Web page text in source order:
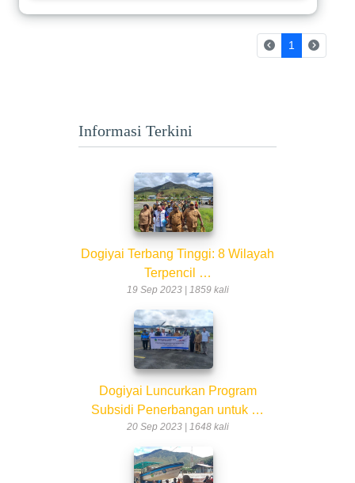
1 (current)
Informasi Terkini
Dogiyai Terbang Tinggi: 8 Wilayah
Terpencil …
19 Sep 2023 | 1859 kali
Dogiyai Luncurkan Program
Subsidi Penerbangan untuk …
20 Sep 2023 | 1648 kali